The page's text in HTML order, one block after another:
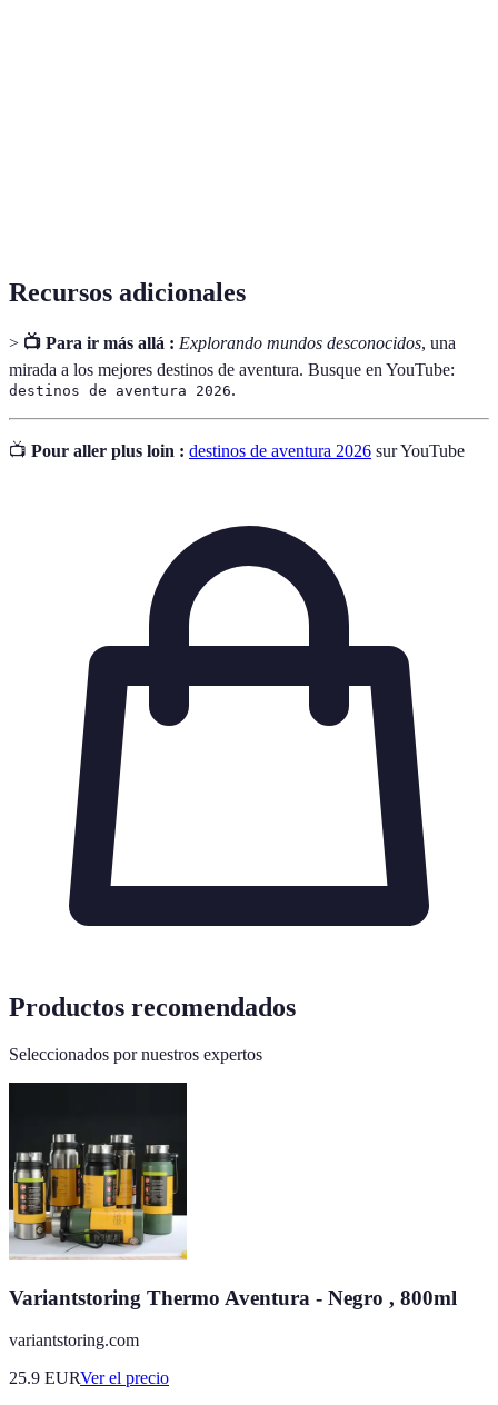
Recursos adicionales
> 📺 Para ir más allá : Explorando mundos desconocidos, una
mirada a los mejores destinos de aventura. Busque en YouTube:
destinos de aventura 2026.
📺 Pour aller plus loin : destinos de aventura 2026 sur YouTube
Productos recomendados
Seleccionados por nuestros expertos
Variantstoring Thermo Aventura - Negro , 800ml
variantstoring.com
25.9 EURVer el precio